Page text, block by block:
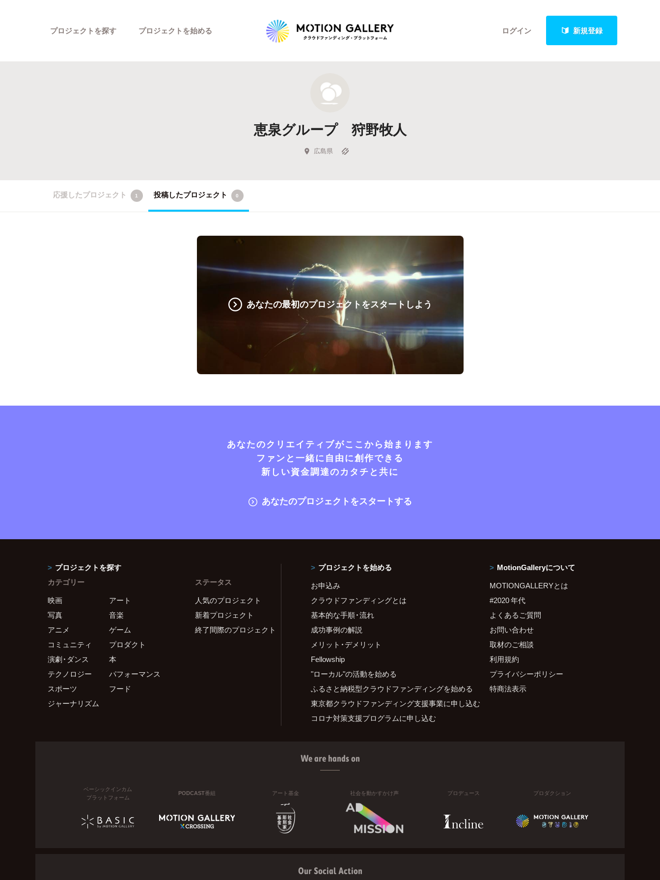
ログイン 新規登録
プロジェクトを探す
新着プロジェクト
Feature
キュレーターから探す
プロジェクトを始める
恵泉グループ 狩野牧人
広島県
応援したプロジェクト 1 投稿したプロジェクト 0
あなたの最初のプロジェクトをスタートしよう
あなたのクリエイティブがここから始まります
ファンと一緒に自由に創作できる
新しい資金調達のカタチと共に
あなたのプロジェクトをスタートする
プロジェクトを探す
カテゴリー
映画
アート
写真
音楽
アニメ
ゲーム
コミュニティ
プロダクト
演劇・ダンス
本
テクノロジー
パフォーマンス
スポーツ
フード
ジャーナリズム
ステータス
人気のプロジェクト
新着プロジェクト
終了間際のプロジェクト
プロジェクトを始める
お申込み
クラウドファンディングとは
基本的な手順・流れ
成功事例の解説
メリット・デメリット
Fellowship
"ローカル"の活動を始める
ふるさと納税型クラウドファンディングを始める
東京都クラウドファンディング支援事業に申し込む
コロナ対策支援プログラムに申し込む
MotionGalleryについて
MOTIONGALLERYとは
#2020 年代
よくあるご質問
お問い合わせ
取材のご相談
利用規約
プライバシーポリシー
特商法表示
We are hands on
ベーシックインカム
プラットフォーム
PODCAST番組 アート基金 社会を動かすかけ声 プロデュース プロダクション
Our Social Action